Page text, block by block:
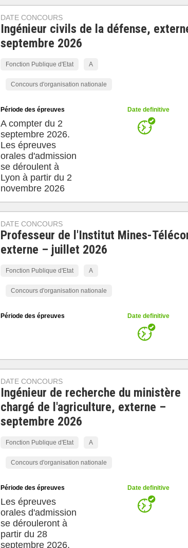
DATE CONCOURS
Ingénieur civils de la défense,
septembre 2026
Fonction Publique d'Etat A
Concours d'organisation nationale
Période des épreuves
A compter du 2
septembre 2026.
Les épreuves
orales d'admission
se déroulent à
Lyon à partir du 2
novembre 2026
Date definitive
DATE CONCOURS
Professeur de l'Institut Mines-
externe – juillet 2026
Fonction Publique d'Etat A
Concours d'organisation nationale
Période des épreuves Date definitive
DATE CONCOURS
Ingénieur de recherche du ministère
chargé de l'agriculture, externe –
septembre 2026
Fonction Publique d'Etat A
Concours d'organisation nationale
Période des épreuves
Les épreuves
orales d'admission
se dérouleront à
partir du 28
septembre 2026.
Date definitive